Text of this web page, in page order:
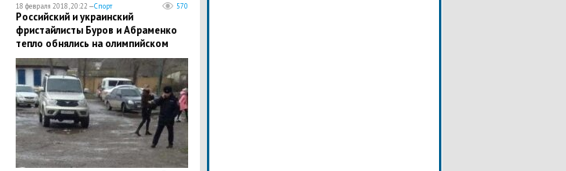
18 февраля 2018, 20:22 —Спорт 570
Российский и украинский
фристайлисты Буров и Абраменко
тепло обнялись на олимпийском
пьедестале – кадры дня